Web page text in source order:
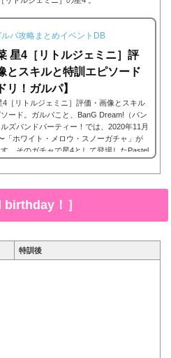
パ攻略まとめイベントDB
星4［リトルジェミニ］評
とスキルと特訓エピソード
リ！ガルパ】
4［リトルジェミニ］評価・画像とスキル
ード。ガルパこと、BanG Dream!（バン
ルズバンドパーティー！では、2020年11月
「ホワイト・メロウ・スノーガチャ」が
。そのガチャで星4として登場したPastel
］。今回は、氷川日菜 星4［リトルジェ
前■特訓後■SDステータス名前氷川日菜
)所属バン...
！］
特訓後